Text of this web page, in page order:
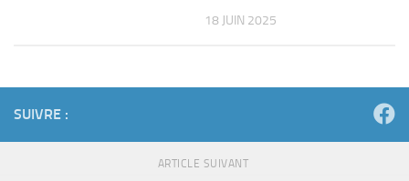
18 JUIN 2025
SUIVRE :
ARTICLE SUIVANT